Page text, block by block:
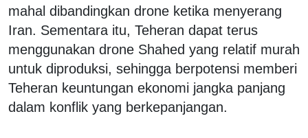
mahal dibandingkan drone ketika menyerang
Iran. Sementara itu, Teheran dapat terus
menggunakan drone Shahed yang relatif murah
untuk diproduksi, sehingga berpotensi memberi
Teheran keuntungan ekonomi jangka panjang
dalam konflik yang berkepanjangan.